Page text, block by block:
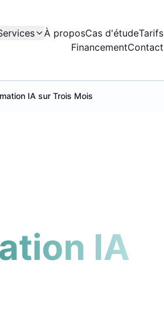
À proposCas d'étudeTarifs
FinancementContact
IA sur Trois Mois
IA